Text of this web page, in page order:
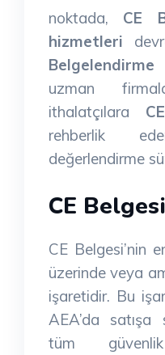
noktada, CE
hizmetleri
Belgelendirme
uzman
ithalatçılara
rehberlik
değerlendirme
CE
CE Belgesi’nin
üzerinde veya
işaretidir. Bu
AEA’da
tüm